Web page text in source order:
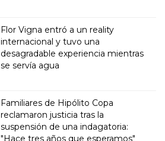
Flor Vigna entró a un reality
internacional y tuvo una
desagradable experiencia mientras
se servía agua
Familiares de Hipólito Copa
reclamaron justicia tras la
suspensión de una indagatoria:
"Hace tres años que esperamos"